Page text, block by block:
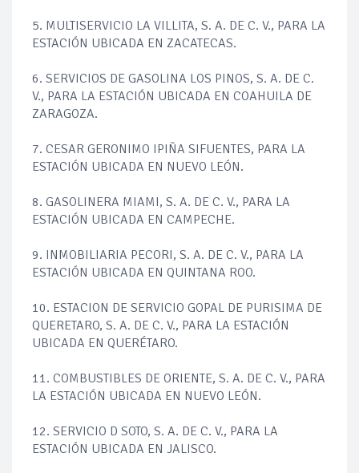
5. MULTISERVICIO LA VILLITA, S. A. DE C. V., PARA LA
ESTACIÓN UBICADA EN ZACATECAS.
6. SERVICIOS DE GASOLINA LOS PINOS, S. A. DE C.
V., PARA LA ESTACIÓN UBICADA EN COAHUILA DE
ZARAGOZA.
7. CESAR GERONIMO IPIÑA SIFUENTES, PARA LA
ESTACIÓN UBICADA EN NUEVO LEÓN.
8. GASOLINERA MIAMI, S. A. DE C. V., PARA LA
ESTACIÓN UBICADA EN CAMPECHE.
9. INMOBILIARIA PECORI, S. A. DE C. V., PARA LA
ESTACIÓN UBICADA EN QUINTANA ROO.
10. ESTACION DE SERVICIO GOPAL DE PURISIMA DE
QUERETARO, S. A. DE C. V., PARA LA ESTACIÓN
UBICADA EN QUERÉTARO.
11. COMBUSTIBLES DE ORIENTE, S. A. DE C. V., PARA
LA ESTACIÓN UBICADA EN NUEVO LEÓN.
12. SERVICIO D SOTO, S. A. DE C. V., PARA LA
ESTACIÓN UBICADA EN JALISCO.